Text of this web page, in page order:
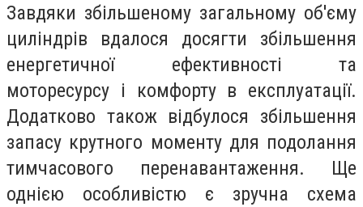
Завдяки збільшеному загальному об'єму
циліндрів вдалося досягти збільшення
енергетичної ефективності та
моторесурсу і комфорту в експлуатації.
Додатково також відбулося збільшення
запасу крутного моменту для подолання
тимчасового перенавантаження. Ще
однією особливістю є зручна схема